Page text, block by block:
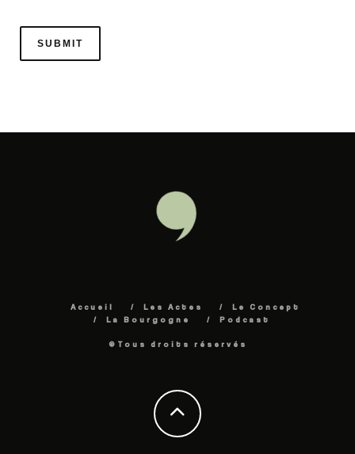
Accueil Les Actes
Le Concept
La Bourgogne
Podcast
©Tous droits réservés